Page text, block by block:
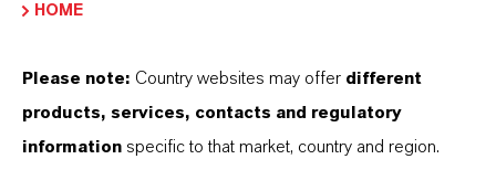
Jarinu
+55 114016-8002
HOME
Please note: Country websites may offer different
products, services, contacts and regulatory
information specific to that market, country and region.